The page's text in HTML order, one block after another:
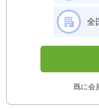
全
既に会